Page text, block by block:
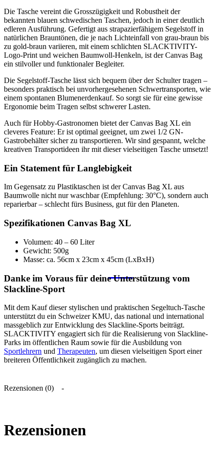
Die Tasche vereint die Grosszügigkeit und Robustheit der
bekannten blauen schwedischen Taschen, jedoch in einer deutlich
edleren Ausführung. Gefertigt aus strapazierfähigem Segelstoff in
natürlichen Brauntönen, die je nach Lichteinfall von grau-braun bis
zu gold-braun variieren, mit einem schlichten SLACKTIVITY-
Logo-Print und weichen Baumwoll-Henkeln, ist der Canvas Bag
ein stilvoller und funktionaler Begleiter.
Die Segelstoff-Tasche lässt sich bequem über der Schulter tragen –
besonders praktisch bei unvorhergesehenen Schwertransporten, wie
einem spontanen Blumenerdenkauf. So sorgt sie für eine gewisse
Ergonomie beim Tragen selbst schwerer Lasten.
Auch für Hobby-Gastronomen bietet der Canvas Bag XL ein
cleveres Feature: Er ist optimal geeignet, um zwei 1/2 GN-
Gastrobehälter sicher zu transportieren. Wir sind gespannt, welche
kreativen Transportideen ihr mit dieser vielseitigen Tasche umsetzt!
Ein Statement für Langlebigkeit
Im Gegensatz zu Plastiktaschen ist der Canvas Bag XL aus
Baumwolle nicht nur waschbar (Empfehlung: 30°C), sondern auch
reparierbar – schlecht fürs Business, gut für den Planeten.
Spezifikationen Canvas Bag XL
Volumen: 40 – 60 Liter
Gewicht: 500g
Masse: ca. 56cm x 23cm x 45cm (LxBxH)
Danke im Voraus für deine Unterstützung vom
Slackline-Sport
Mit dem Kauf dieser stylischen und praktischen Segeltuch-Tasche
unterstützt du ein Schweizer KMU, das national und international
massgeblich zur Entwicklung des Slackline-Sports beiträgt.
SLACKTIVITY engagiert sich für die Realisierung von Slackline-
Parks im öffentlichen Raum sowie für die Ausbildung von
Sportlehrern und Therapeuten, um diesen vielseitigen Sport einer
breiteren Öffentlichkeit zugänglich zu machen.
Rezensionen (0)
Rezensionen